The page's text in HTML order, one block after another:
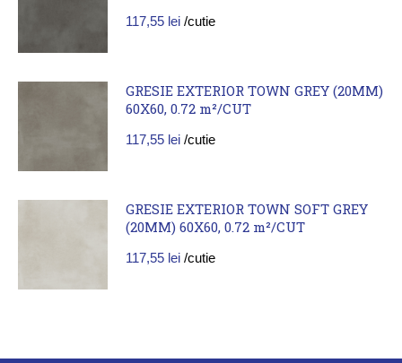
117,55 lei /cutie
GRESIE EXTERIOR TOWN GREY (20MM)
60X60, 0.72 m²/CUT
117,55 lei /cutie
GRESIE EXTERIOR TOWN SOFT GREY
(20MM) 60X60, 0.72 m²/CUT
117,55 lei /cutie